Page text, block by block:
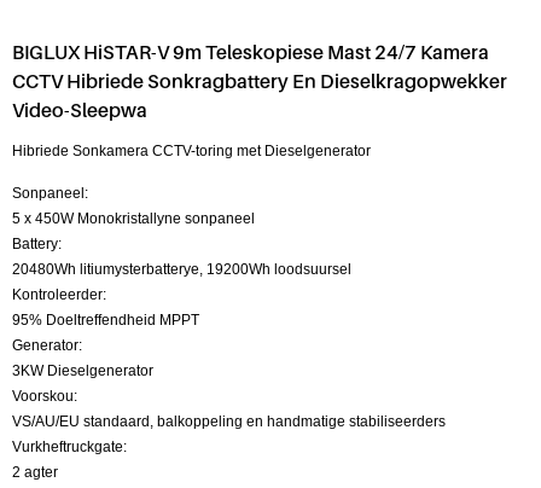
BIGLUX HiSTAR-V 9m Teleskopiese Mast 24/7 Kamera
CCTV Hibriede Sonkragbattery En Dieselkragopwekker
Video-Sleepwa
Hibriede Sonkamera CCTV-toring met Dieselgenerator
Sonpaneel:
5 x 450W Monokristallyne sonpaneel
Battery:
20480Wh litiumysterbatterye, 19200Wh loodsuursel
Kontroleerder:
95% Doeltreffendheid MPPT
Generator:
3KW Dieselgenerator
Voorskou:
VS/AU/EU standaard, balkoppeling en handmatige stabiliseerders
Vurkheftruckgate:
2 agter